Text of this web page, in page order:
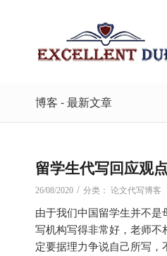
博客 - 最新文章
留学生代写回应观
26/08/2020 / 分类： 论文代写博客
由于我们中国留学生并不
写机构写得非常好，老师不
定要据理力争说自己所写